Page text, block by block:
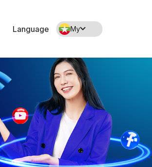
Language My